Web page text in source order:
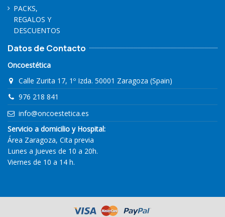
PACKS,
REGALOS Y
DESCUENTOS
Datos de Contacto
Oncoestética
Calle Zurita 17, 1º Izda. 50001 Zaragoza (Spain)
976 218 841
info@oncoestetica.es
Servicio a domicilio y Hospital:
Área Zaragoza, Cita previa
Lunes a Jueves de 10 a 20h.
Viernes de 10 a 14 h.